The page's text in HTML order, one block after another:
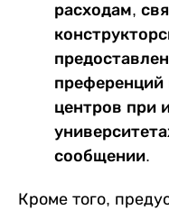
расходам,
преференций
центров при
сообщении.
Кроме того,